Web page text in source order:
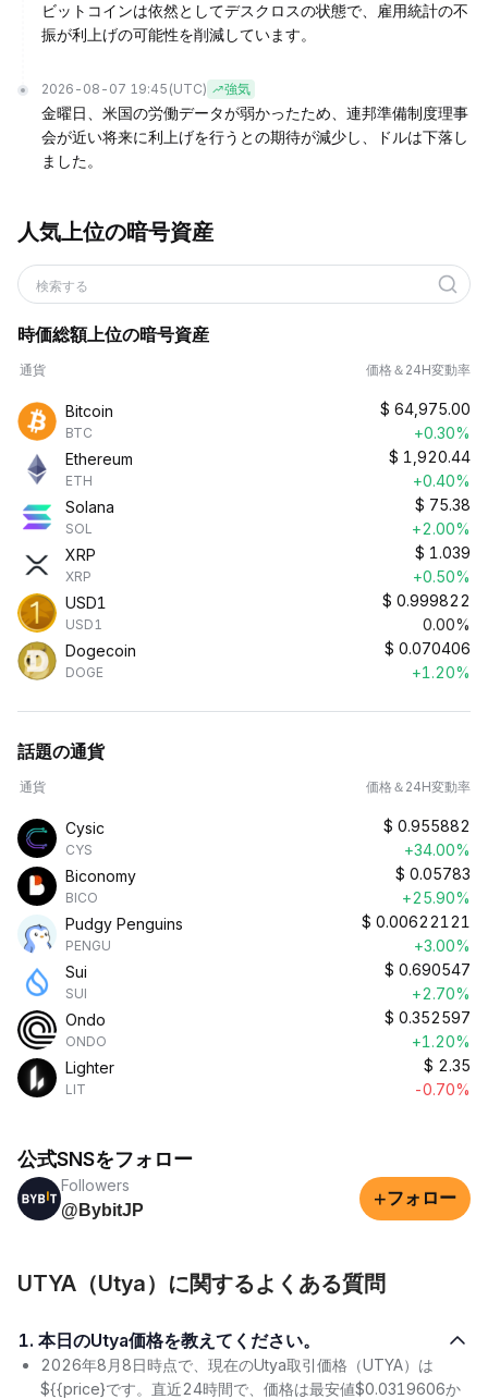
ビットコインは依然としてデスクロスの状態で、雇用統計の不
振が利上げの可能性を削減しています。
2026-08-07 19:45 (UTC) 強気
金曜日、米国の労働データが弱かったため、連邦準備制度理事
会が近い将来に利上げを行うとの期待が減少し、ドルは下落し
ました。
人気上位の暗号資産
検索する
時価総額上位の暗号資産
通貨 価格＆24H変動率
Bitcoin
BTC
$ 64,975.00
+0.30%
Ethereum
ETH
$ 1,920.44
+0.40%
Solana
SOL
$ 75.38
+2.00%
XRP
XRP
$ 1.039
+0.50%
USD1
USD1
$ 0.999822
0.00%
Dogecoin
DOGE
$ 0.070406
+1.20%
話題の通貨
通貨 価格＆24H変動率
Cysic
CYS
$ 0.955882
+34.00%
Biconomy
BICO
$ 0.05783
+25.90%
Pudgy Penguins
PENGU
$ 0.00622121
+3.00%
Sui
SUI
$ 0.690547
+2.70%
Ondo
ONDO
$ 0.352597
+1.20%
Lighter
LIT
$ 2.35
-0.70%
公式SNSをフォロー
Followers
@BybitJP
+フォロー
UTYA（Utya）に関するよくある質問
1. 本日のUtya価格を教えてください。
2026年8月8日時点で、現在のUtya取引価格（UTYA）は
${{price}です。直近24時間で、価格は最安値$0.0319606か